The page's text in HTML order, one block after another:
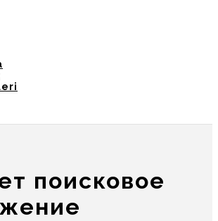
поисковое